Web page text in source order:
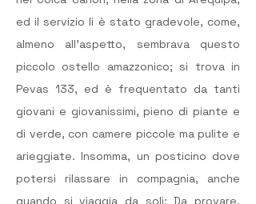
ed il servizio li è stato gradevole, come,
almeno all’aspetto, sembrava questo
piccolo ostello amazzonico; si trova in
Pevas 133, ed è frequentato da tanti
giovani e giovanissimi, pieno di piante e
di verde, con camere piccole ma pulite e
arieggiate. Insomma, un posticino dove
potersi rilassare in compagnia, anche
quando si viaggia da soli; Da provare.